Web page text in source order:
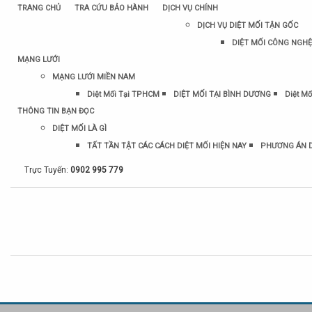
TRANG CHỦ TRA CỨU BẢO HÀNH
DỊCH VỤ CHÍNH
DỊCH VỤ DIỆT MỐI TẬN GỐC
DIỆT MỐI CÔNG
MẠNG LƯỚI
MẠNG LƯỚI MIỀN NAM
Diệt Mối Tại TPHCM
DIỆT MỐI TẠI BÌNH DƯƠNG
Diệt
THÔNG TIN BẠN ĐỌC
DIỆT MỐI LÀ GÌ
TẤT TẦN TẬT CÁC CÁCH DIỆT MỐI HIỆN NAY
PHƯƠNG ÁN
Trực Tuyến: 0902 995 779